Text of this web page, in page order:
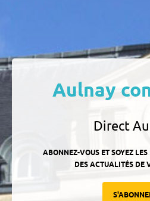
Aulnay
Direct
ABONNEZ-VOUS ET SOYEZ
DES ACTUALITÉS DE